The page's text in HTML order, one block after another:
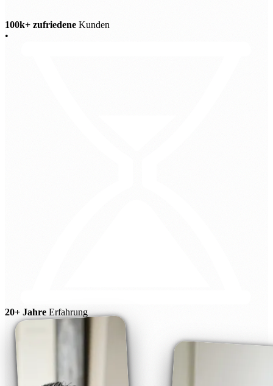
100k+ zufriedene Kunden
•
20+ Jahre Erfahrung